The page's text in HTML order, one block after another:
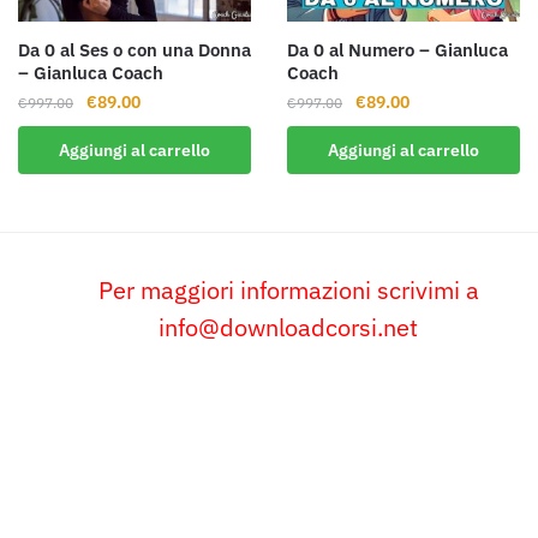
Da 0 al Ses o con una Donna
– Gianluca Coach
€997.00
Il
prezzo
originale
era:
€89.00Il
prezzo
attuale
è:
Aggiungi al carrello
Da 0 al Numero – Gianluca
Coach
€997.00
Il
prezzo
originale
era:
€89.00Il
prezzo
attuale
è:
Aggiungi al carrello
Per maggiori informazioni scrivimi a
info@downloadcorsi.net